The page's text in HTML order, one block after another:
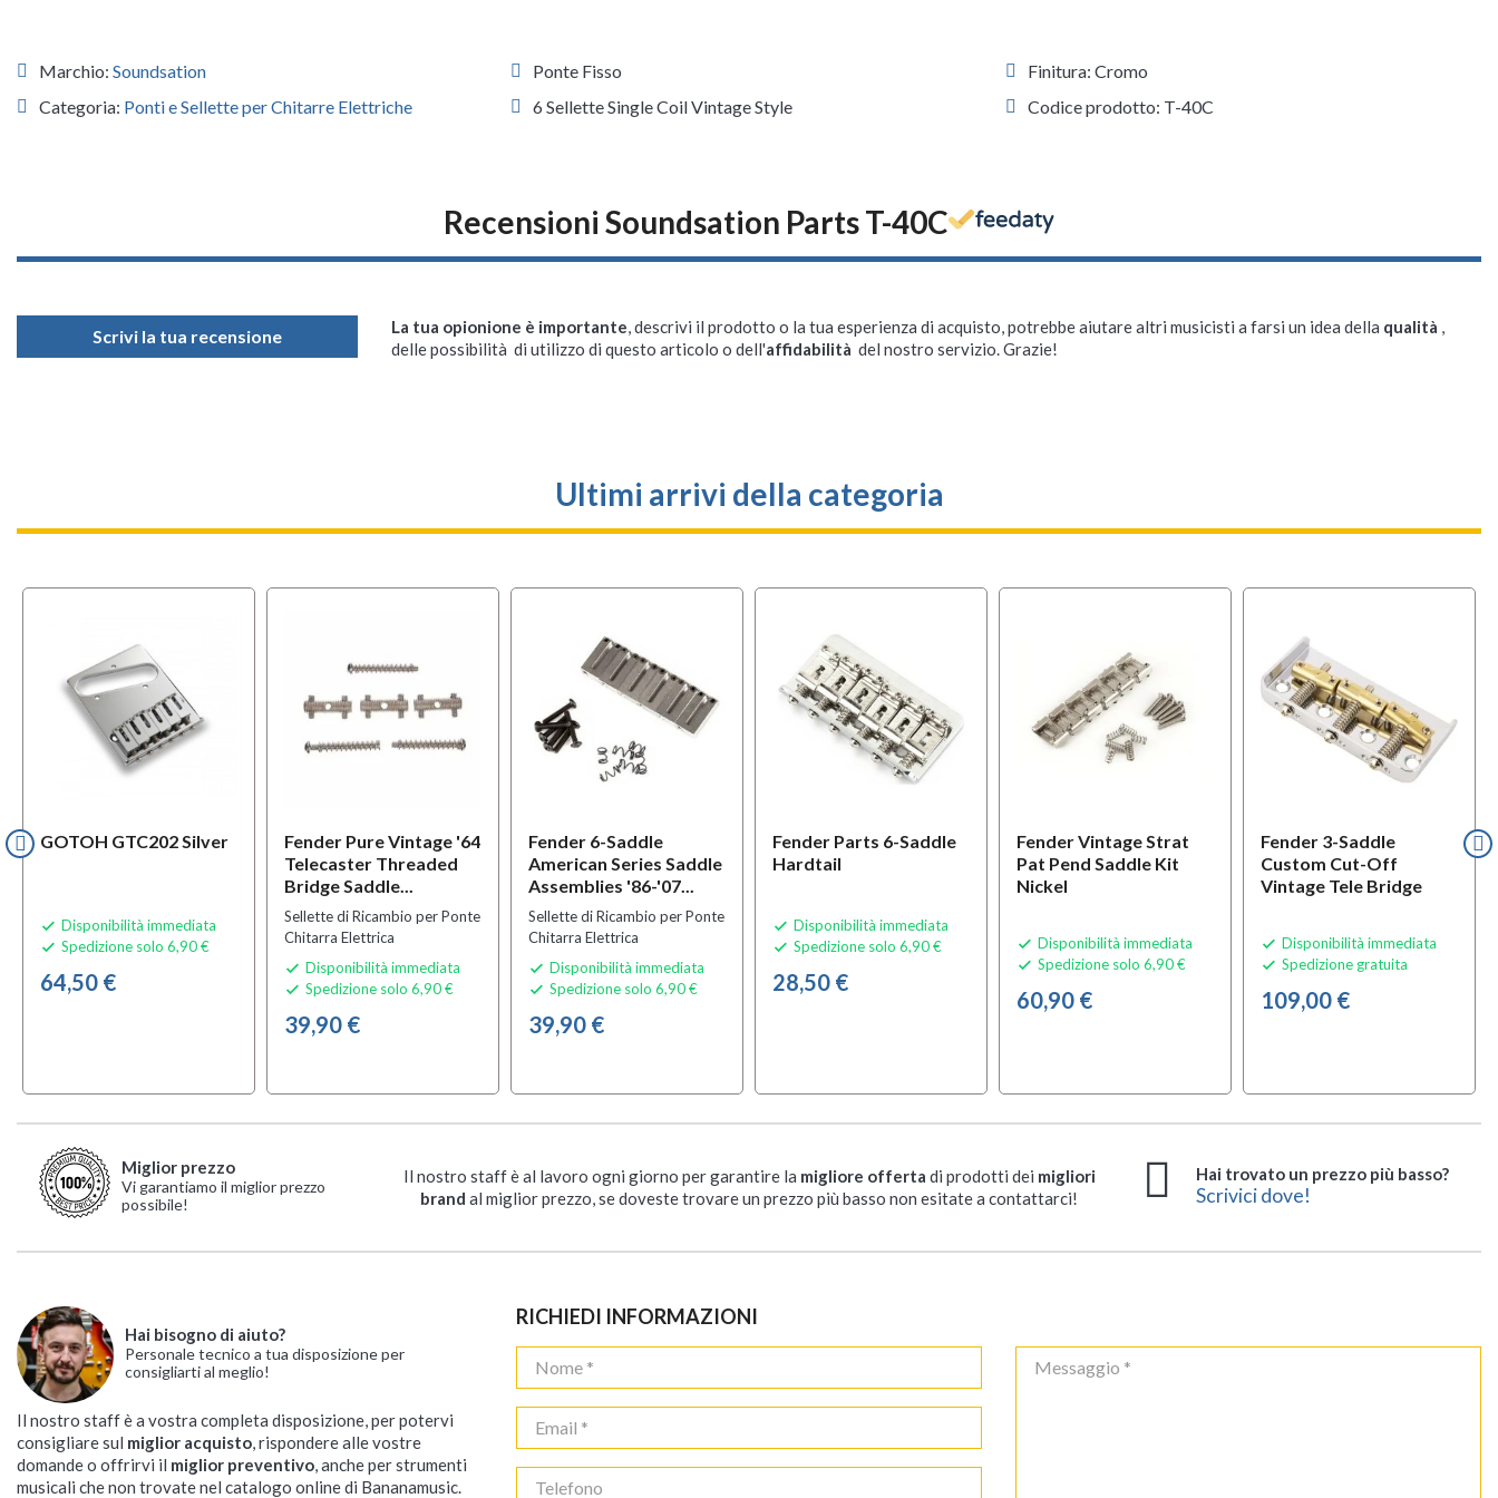
Marchio: Soundsation
Categoria: Ponti e Sellette per Chitarre Elettriche
Ponte Fisso
6 Sellette Single Coil Vintage Style
Finitura: Cromo
Codice prodotto: T-40C
Recensioni Soundsation Parts T-40C
Scrivi la tua recensione La tua opionione è importante, descrivi il prodotto o la tua esperienza di acquisto, potrebbe aiutare altri musicisti a farsi un idea della qualità ,
delle possibilità di utilizzo di questo articolo o dell'affidabilità del nostro servizio. Grazie!
Ultimi arrivi della categoria
GOTOH GTC202 Silver
 Disponibilità immediata
 Spedizione solo 6,90 €
64,50 €
Fender Pure Vintage '64
Telecaster Threaded
Bridge Saddle...
Sellette di Ricambio per Ponte
Chitarra Elettrica
 Disponibilità immediata
 Spedizione solo 6,90 €
39,90 €
Fender 6-Saddle
American Series Saddle
Assemblies '86-'07...
Sellette di Ricambio per Ponte
Chitarra Elettrica
 Disponibilità immediata
 Spedizione solo 6,90 €
39,90 €
Fender Parts 6-Saddle
Hardtail
 Disponibilità immediata
 Spedizione solo 6,90 €
28,50 €
Fender Vintage Strat
Pat Pend Saddle Kit
Nickel
 Disponibilità immediata
 Spedizione solo 6,90 €
60,90 €
Fender 3-Saddle
Custom Cut-Off
Vintage Tele Bridge
 Disponibilità immediata
 Spedizione gratuita
109,00 €
Miglior prezzo
Vi garantiamo il miglior prezzo
possibile!
Il nostro staff è al lavoro ogni giorno per garantire la migliore offerta di prodotti dei migliori
brand al miglior prezzo, se doveste trovare un prezzo più basso non esitate a contattarci!
Hai trovato un prezzo più basso?
Scrivici dove!
Hai bisogno di aiuto?
Personale tecnico a tua disposizione per
consigliarti al meglio!
Il nostro staff è a vostra completa disposizione, per potervi
consigliare sul miglior acquisto, rispondere alle vostre
domande o offrirvi il miglior preventivo, anche per strumenti
musicali che non trovate nel catalogo online di Bananamusic.
RICHIEDI INFORMAZIONI